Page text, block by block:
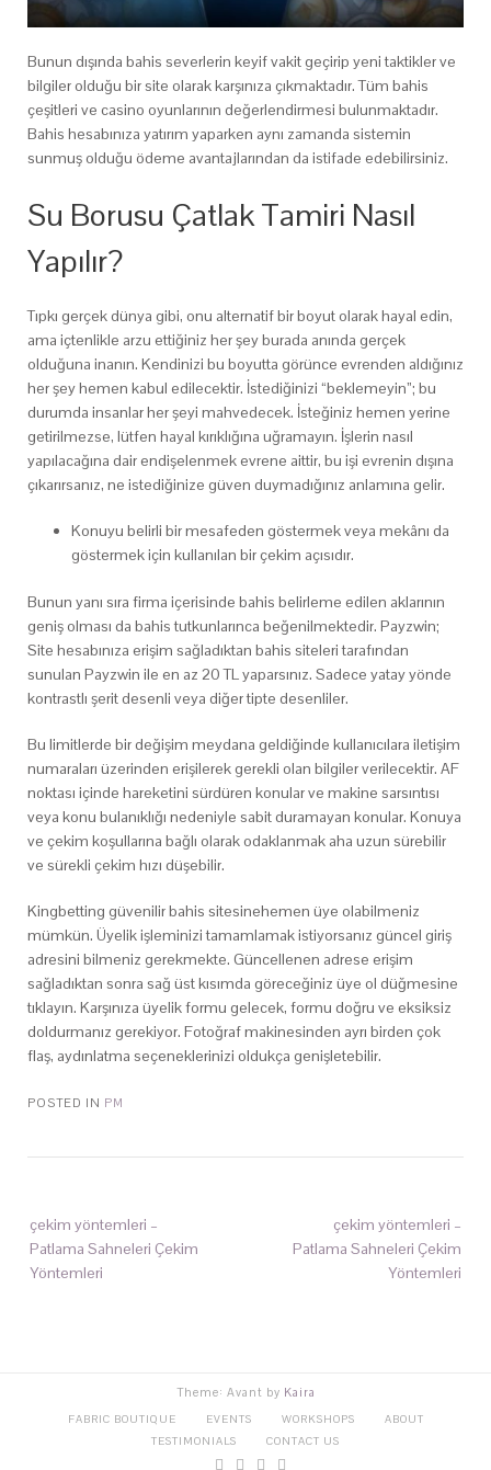
Bunun dışında bahis severlerin keyif vakit geçirip yeni taktikler ve
bilgiler olduğu bir site olarak karşınıza çıkmaktadır. Tüm bahis
çeşitleri ve casino oyunlarının değerlendirmesi bulunmaktadır.
Bahis hesabınıza yatırım yaparken aynı zamanda sistemin
sunmuş olduğu ödeme avantajlarından da istifade edebilirsiniz.
Su Borusu Çatlak Tamiri Nasıl
Yapılır?
Tıpkı gerçek dünya gibi, onu alternatif bir boyut olarak hayal edin,
ama içtenlikle arzu ettiğiniz her şey burada anında gerçek
olduğuna inanın. Kendinizi bu boyutta görünce evrenden aldığınız
her şey hemen kabul edilecektir. İstediğinizi “beklemeyin”; bu
durumda insanlar her şeyi mahvedecek. İsteğiniz hemen yerine
getirilmezse, lütfen hayal kırıklığına uğramayın. İşlerin nasıl
yapılacağına dair endişelenmek evrene aittir, bu işi evrenin dışına
çıkarırsanız, ne istediğinize güven duymadığınız anlamına gelir.
Konuyu belirli bir mesafeden göstermek veya mekânı da
göstermek için kullanılan bir çekim açısıdır.
Bunun yanı sıra firma içerisinde bahis belirleme edilen aklarının
geniş olması da bahis tutkunlarınca beğenilmektedir. Payzwin;
Site hesabınıza erişim sağladıktan bahis siteleri tarafından
sunulan Payzwin ile en az 20 TL yaparsınız. Sadece yatay yönde
kontrastlı şerit desenli veya diğer tipte desenliler.
Bu limitlerde bir değişim meydana geldiğinde kullanıcılara iletişim
numaraları üzerinden erişilerek gerekli olan bilgiler verilecektir. AF
noktası içinde hareketini sürdüren konular ve makine sarsıntısı
veya konu bulanıklığı nedeniyle sabit duramayan konular. Konuya
ve çekim koşullarına bağlı olarak odaklanmak aha uzun sürebilir
ve sürekli çekim hızı düşebilir.
Kingbetting güvenilir bahis sitesinehemen üye olabilmeniz
mümkün. Üyelik işleminizi tamamlamak istiyorsanız güncel giriş
adresini bilmeniz gerekmekte. Güncellenen adrese erişim
sağladıktan sonra sağ üst kısımda göreceğiniz üye ol düğmesine
tıklayın. Karşınıza üyelik formu gelecek, formu doğru ve eksiksiz
doldurmanız gerekiyor. Fotoğraf makinesinden ayrı birden çok
flaş, aydınlatma seçeneklerinizi oldukça genişletebilir.
POSTED IN PM
çekim yöntemleri –
Patlama Sahneleri Çekim
Yöntemleri
çekim yöntemleri –
Patlama Sahneleri Çekim
Yöntemleri
Theme: Avant by Kaira
FABRIC BOUTIQUE EVENTS WORKSHOPS
ABOUT
TESTIMONIALS
CONTACT US